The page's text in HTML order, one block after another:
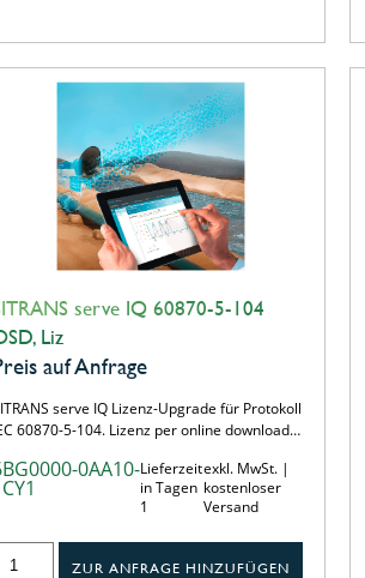
serve IQ 60870-5-104
Liz
auf Anfrage
serve IQ Lizenz-Upgrade für Protokoll
60870-5-104. Lizenz per online download…
0AA10-Lieferzeit
in Tagen
1
exkl. MwSt. |
kostenloser
Versand
ZUR ANFRAGE HINZUFÜGEN